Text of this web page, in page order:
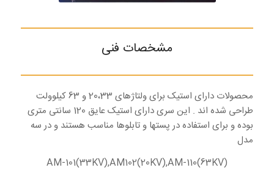
مشخصات فنی
محصولات دارای استیک برای ولتاژهای 20،33 و 63 کیلوولت
طراحی شده اند . این سری دارای استیک عایق 120 سانتی متری
بوده و برای استفاده در پستها و تابلوها مناسب هستند و در سه
مدل
AM-101(33KV),AM102(20KV),AM-110(63KV)